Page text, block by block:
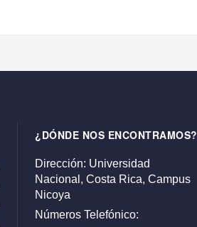
¿DÓNDE NOS ENCONTRAMOS?
Dirección: Universidad
Nacional, Costa Rica, Campus
Nicoya
Números Telefónico: